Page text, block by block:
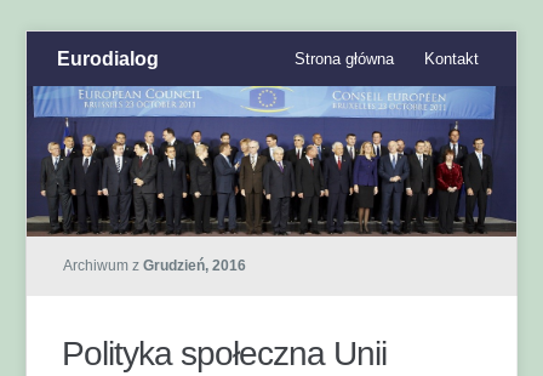
Eurodialog Strona główna Kontakt
Archiwum zGrudzień, 2016
Polityka społeczna Unii